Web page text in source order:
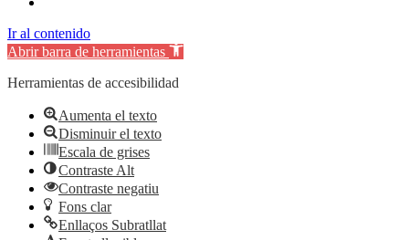
Ir al contenido
Abrir barra de herramientas
Herramientas de accesibilidad
Aumenta el texto
Disminuir el texto
Escala de grises
Contraste Alt
Contraste negatiu
Fons clar
Enllaços Subratllat